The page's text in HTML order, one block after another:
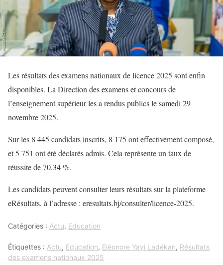
Les résultats des examens nationaux de licence 2025 sont enfin
disponibles. La Direction des examens et concours de
l’enseignement supérieur les a rendus publics le samedi 29
novembre 2025.
Sur les 8 445 candidats inscrits, 8 175 ont effectivement composé,
et 5 751 ont été déclarés admis. Cela représente un taux de
réussite de 70,34 %.
Les candidats peuvent consulter leurs résultats sur la plateforme
eRésultats, à l’adresse : eresultats.bj/consulter/licence-2025.
Catégories : Actu, Education
Étiquettes : Actu, Education, Eléonore Yayi Ladékan, Résultats
des examens nationaux 2025